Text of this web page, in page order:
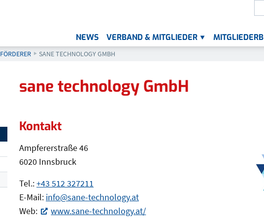
NEWS VERBAND & MITGLIEDER UNTERMENÜ FÜR
FÖRDERER AKTUELL: SANE TECHNOLOGY GMBH
SANE TECHNOLOGY GMBH
sane technology GmbH
Kontakt
Kontakt
Ampfererstraße 46
6020 Innsbruck
Tel.:+43 512 327211 (Öffnet eventuell ein Programm um die
E-Mail: info@sane-technology.at
Web:
www.sane-technology.at/
(Öffnet in einem neuen Tab oder Fenster)